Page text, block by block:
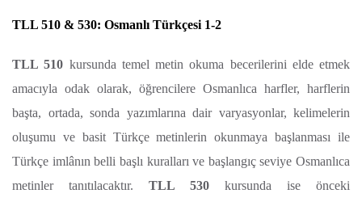
TLL 510 & 530: Osmanlı Türkçesi 1-2
TLL 510 kursunda temel metin okuma becerilerini elde etmek
amacıyla odak olarak, öğrencilere Osmanlıca harfler, harflerin
başta, ortada, sonda yazımlarına dair varyasyonlar, kelimelerin
oluşumu ve basit Türkçe metinlerin okunmaya başlanması ile
Türkçe imlânın belli başlı kuralları ve başlangıç seviye Osmanlıca
metinler tanıtılacaktır. TLL 530 kursunda ise önceki